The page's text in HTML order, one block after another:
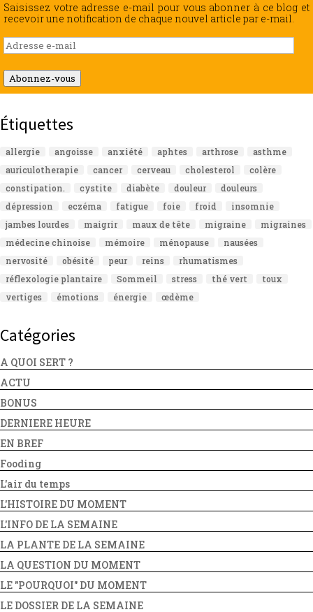
Saisissez votre adresse e-mail pour vous abonner à ce blog et
recevoir une notification de chaque nouvel article par e-mail.
Adresse
e-
mail
Abonnez-vous
Étiquettes
allergie angoisse anxiété aphtes arthrose
asthme
auriculotherapie
cancer cerveau cholesterol
colère
constipation.
cystite diabète douleur
douleurs
dépression
eczéma fatigue foie froid
insomnie
jambes lourdes
maigrir maux de tête migraine
migraines
médecine chinoise
mémoire ménopause
nausées
nervosité
obésité peur reins
rhumatismes
réflexologie plantaire
Sommeil stress thé vert
toux
vertiges
émotions énergie œdème
Catégories
A QUOI SERT ?
ACTU
BONUS
DERNIERE HEURE
EN BREF
Fooding
L'air du temps
L'HISTOIRE DU MOMENT
L'INFO DE LA SEMAINE
LA PLANTE DE LA SEMAINE
LA QUESTION DU MOMENT
LE "POURQUOI" DU MOMENT
LE DOSSIER DE LA SEMAINE